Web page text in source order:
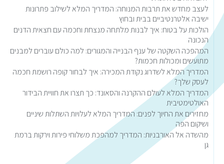
לעצב מחדש את תרבות המנוחה: המדריך המלא לשילוב פתרונות
ישיבה אלטרנטיביים בבית ובחוץ
הולכות על בטוח: איך לבנות מלתחה מנצחת וחכמה עם חצאית הדנים
הנכונה
המהפכה השקטה של ענף הבנייה והמגורים: למה כולם עוברים למבנים
מתועשים ומכולות חכמות?
המדריך המלא לשדרוג נקודת המכירה: איך לבחור קופה רושמת חכמה
לעסק שלך?
המדריך המלא לעולם ההקרנה והסאונד: כך תצרו את חוויית הבידור
האולטימטיבית
מחזירים את החיוך לפנים: המדריך המלא לעלויות השתלות שיניים
ושיקום הפה
מהשדה אל האורבניות: המדריך למהפכת משלוחי פירות וירקות ברמת
גן